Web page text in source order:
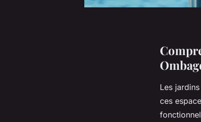
Les
ces